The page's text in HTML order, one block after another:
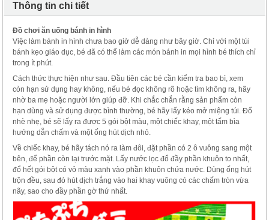
Thông tin chi tiết
Đồ chơi ăn uống bánh in hình
Việc làm bánh in hình chưa bao giờ dễ dàng như bây giờ. Chỉ với một túi
bánh kẹo giáo dục, bé đã có thể làm các món bánh in mọi hình bé thích chỉ
trong ít phút.
Cách thức thực hiện như sau. Đầu tiên các bé cần kiểm tra bao bì, xem
còn hạn sử dụng hay không, nếu bé đọc không rõ hoặc tìm không ra, hãy
nhờ ba mẹ hoặc người lớn giúp đỡ. Khi chắc chắn rằng sản phẩm còn
hạn dùng và sử dụng được bình thường, bé hãy lấy kéo mở miệng túi. Đổ
nhè nhẹ, bé sẽ lấy ra được 5 gói bột màu, một chiếc khay, một tấm bìa
hướng dẫn chấm và một ống hút dịch nhỏ.
Về chiếc khay, bé hãy tách nó ra làm đôi, đặt phần có 2 ô vuông sang một
bên, để phần còn lại trước mặt. Lấy nước lọc đổ đầy phần khuôn to nhất,
đổ hết gói bột có vỏ màu xanh vào phần khuôn chứa nước. Dùng ống hút
trộn đều, sau đó hút dịch trắng vào hai khay vuông có các chấm tròn vừa
nãy, sao cho đầy phần gờ thứ nhất.